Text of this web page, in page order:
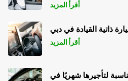
أقرأ المزيد
ذاتية القيادة في دبي
أقرأ المزيد
لتأجيرها شهريًا في